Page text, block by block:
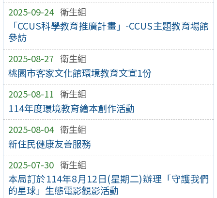
2025-09-24 衛生組
「CCUS科學教育推廣計畫」-CCUS主題教育場館
參訪
2025-08-27 衛生組
桃園市客家文化館環境教育文宣1份
2025-08-11 衛生組
114年度環境教育繪本創作活動
2025-08-04 衛生組
新住民健康友善服務
2025-07-30 衛生組
本局訂於114年8月12日(星期二)辦理「守護我們
的星球」生態電影觀影活動